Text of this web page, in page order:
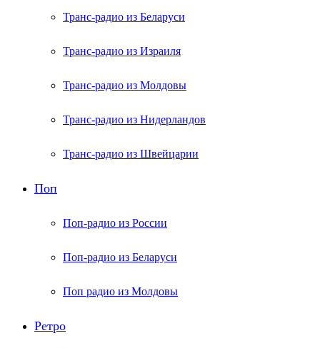
Транс-радио из Беларуси
Транс-радио из Израиля
Транс-радио из Молдовы
Транс-радио из Нидерландов
Транс-радио из Швейцарии
Поп
Поп-радио из России
Поп-радио из Беларуси
Поп радио из Молдовы
Ретро